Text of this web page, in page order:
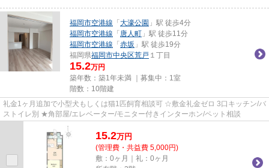
福岡市空港線 「 大濠公園 」駅 徒歩4分
福岡市空港線 「 唐人町 」駅 徒歩11分
福岡市空港線 「 赤坂 」駅 徒歩19分
福岡県福岡市中央区荒戸 １丁目
15.2万円
築年数：築1年未満 ｜募集中： 1室
階数：10階建
礼金1ヶ月追加で小型犬もしくは猫1匹飼育相談可 ☆敷金礼金ゼロ 3口キッチン/バ
ストイレ別 ★角部屋/エレベーター/モニター付きインターホン/ペット相談
15.2万円
(管理費・共益費 5,000円)
敷：0ヶ月｜礼：0ヶ月